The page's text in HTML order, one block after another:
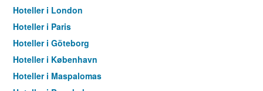
Hoteller i London
Hoteller i Paris
Hoteller i Göteborg
Hoteller i København
Hoteller i Maspalomas